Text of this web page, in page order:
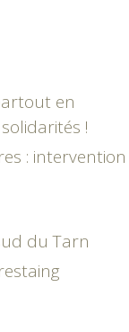
en
!
: intervention
du Tarn